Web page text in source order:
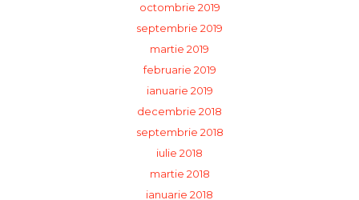
octombrie 2019
septembrie 2019
martie 2019
februarie 2019
ianuarie 2019
decembrie 2018
septembrie 2018
iulie 2018
martie 2018
ianuarie 2018